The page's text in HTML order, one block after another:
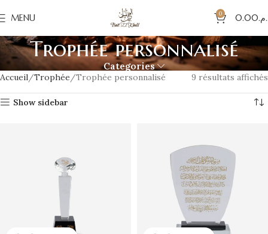
MENU 0 0.00
Trophée personnalisé
Categories
Accueil Trophée Trophée personnalisé 9 résultats affichés
Show sidebar